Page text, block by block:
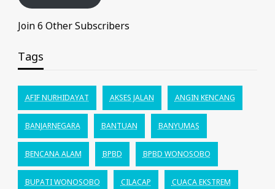
Join 6 Other Subscribers
Tags
AFIF NURHIDAYAT AKSES JALAN ANGIN KENCANG
BANJARNEGARA BANTUAN BANYUMAS
BENCANA ALAM BPBD BPBD WONOSOBO
BUPATI WONOSOBO CILACAP CUACA EKSTREM